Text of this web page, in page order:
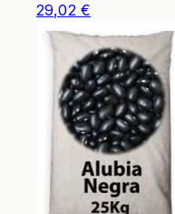
29,02 €